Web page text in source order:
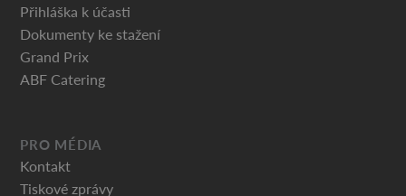
Přihláška k účasti
Dokumenty ke stažení
Grand Prix
ABF Catering
PRO MÉDIA
Kontakt
Tiskové zprávy